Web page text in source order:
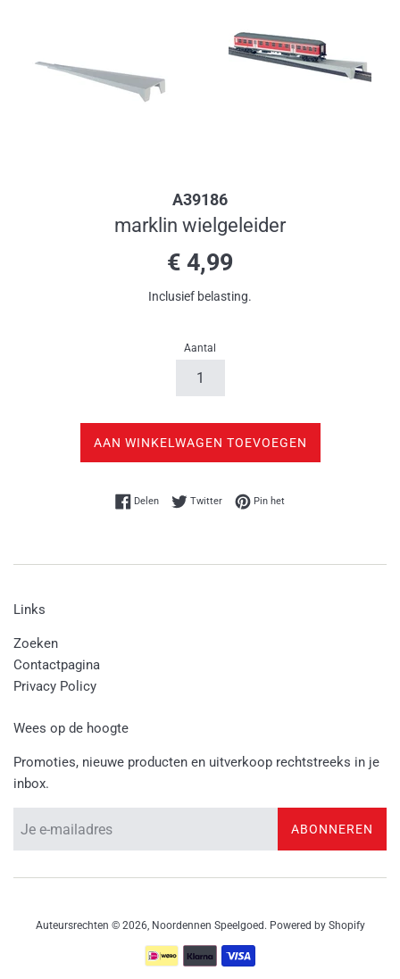
A39186
marklin wielgeleider
Normale
prijs
€ 4,99
Inclusief belasting.
Aantal
AAN WINKELWAGEN TOEVOEGEN
DelenDelen op Facebook
TwitterTwitteren op Twitter
Pin hetPinnen op Pinterest
Links
Zoeken
Contactpagina
Privacy Policy
Wees op de hoogte
Promoties, nieuwe producten en uitverkoop rechtstreeks in je
inbox.
ABONNEREN
Auteursrechten © 2026, Noordennen Speelgoed . Powered by Shopify
Betalingspictogrammen